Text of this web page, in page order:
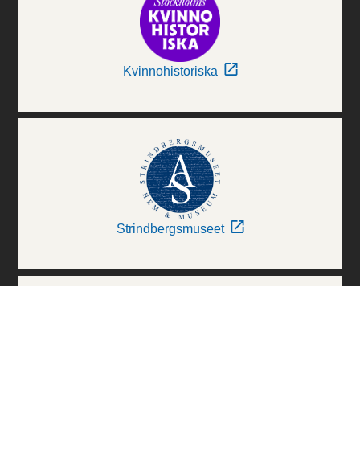
Kvinnohistoriska
Strindbergsmuseet